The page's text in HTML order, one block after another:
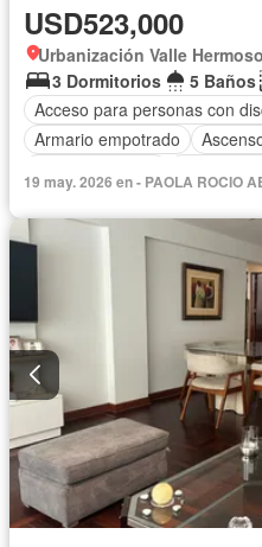
USD523,000
Urbanización Valle
3 Dormitorios
5 Baños
Acceso para personas con
Armario empotrado
Cochera
Terraza
Sin amoblar
19 may. 2026 en - PAOLA ROCIO